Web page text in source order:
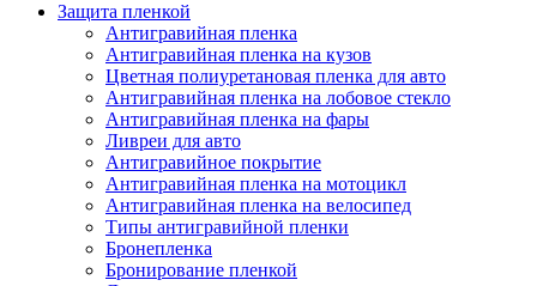
Защита пленкой
Антигравийная пленка
Антигравийная пленка на кузов
Цветная полиуретановая пленка для авто
Антигравийная пленка на лобовое стекло
Антигравийная пленка на фары
Ливреи для авто
Антигравийное покрытие
Антигравийная пленка на мотоцикл
Антигравийная пленка на велосипед
Типы антигравийной пленки
Бронепленка
Бронирование пленкой